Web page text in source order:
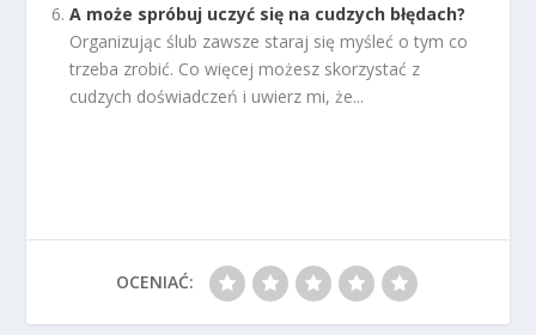
A może spróbuj uczyć się na cudzych błędach?
Organizując ślub zawsze staraj się myśleć o tym co
trzeba zrobić. Co więcej możesz skorzystać z
cudzych doświadczeń i uwierz mi, że...
OCENIAĆ: